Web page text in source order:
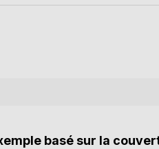
basé sur la